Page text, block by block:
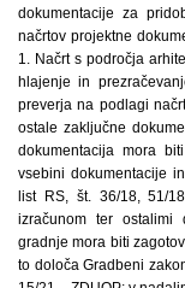
dokumentacije za
načrtov projektne
1. Načrt s področja
hlajenje in
preverja na podlagi
ostale zaključne
dokumentacija mora
vsebini dokumentacije
list RS, št. 36/18, 51/
izračunom ter ostalimi
gradnje mora biti
to določa Gradbeni